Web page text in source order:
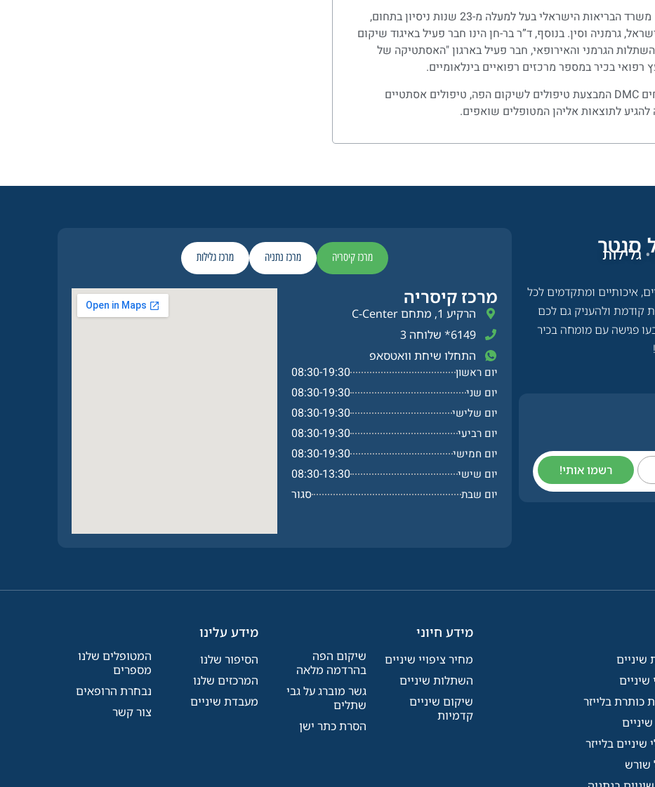
ד"ר בר-חן, מומחה לשיקום הפה מטעם משרד הבריאות הישראלי בעל למעלה מ-23 שנות ניסיון בתחום,
גרמניה וסין. בנוסף, ד”ר בר-חן הינו חבר פעיל באיגוד שיקום
הגרמני והאירופאי, חבר פעיל בארגון "האסתטיקה של
ד”ר בר-חן הינו ממקימי מרפאת המומחים DMC המבצעת טיפולים לשיקום הפה, טיפולים אסתטיים
לתוצאות אליהן המטופלים שואפים.
סנטר​ • גלילות
איכותיים ומתקדמים לכל
קודמת ולהעניק גם לכם
פגישה עם מומחה בכיר
רשמו אותי!
מרכז קיסריה מרכז נתניה מרכז גלילות
מרכז קיסריה​
הרקיע 1, מתחם C-Center
6149* שלוחה 3
התחלו שיחת וואטסאפ
יום ראשון
08:30-19:30
יום שני 08:30-19:30
יום שלישי 08:30-19:30
יום רביעי 08:30-19:30
יום חמישי 08:30-19:30
יום שישי 08:30-13:30
יום שבת סגור
שיניים
שיניים
כותרת בלייזר
שיניים בלייזר
שורש
מידע חיוני
מחיר ציפויי שיניים
השתלות שיניים
שיקום שיניים
קדמיות
שיקום הפה
בהרדמה מלאה
גשר מוברג על גבי
שתלים
הסרת כתר ישן
מידע עלינו
הסיפור שלנו
המרכזים שלנו
מעבדת שיניים
המטופלים שלנו
מספרים
נבחרת הרופאים
צור קשר